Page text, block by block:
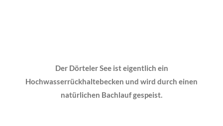
Der Dörteler See ist eigentlich ein
Hochwasserrückhaltebecken und wird durch einen
natürlichen Bachlauf gespeist.